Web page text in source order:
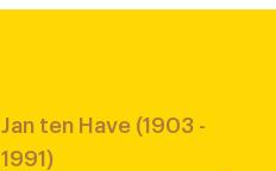
Jan ten Have (1903 -
1991)